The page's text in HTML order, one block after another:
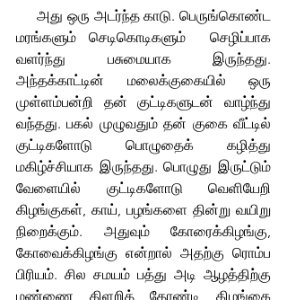
அது ஒரு அடர்ந்த காடு. பெருங்கொண்ட
மரங்களும் செடிகொடிகளும்  செழிப்பாக
வளர்ந்து பசுமையாக இருந்தது.
அந்தக்காட்டின் மலைக்குகையில் ஒரு
முள்ளம்பன்றி தன் குட்டிகளுடன் வாழ்ந்து
வந்தது. பகல் முழுவதும் தன் குகை வீட்டில்
குட்டிகளோடு பொழுதைக் கழித்து
மகிழ்ச்சியாக இருந்தது. பொழுது இருட்டும்
வேளையில் குட்டிகளோடு வெளியேறி
கிழங்குகள், காய், பழங்களை தின்று வயிறு
நிறைக்கும். அதுவும் கோரைக்கிழங்கு,
கோவைக்கிழங்கு என்றால் அதற்கு ரொம்ப
பிரியம். சில சமயம் பத்து அடி ஆழத்திற்கு
மண்ணை கிளறித் தோண்டி கிழங்கை